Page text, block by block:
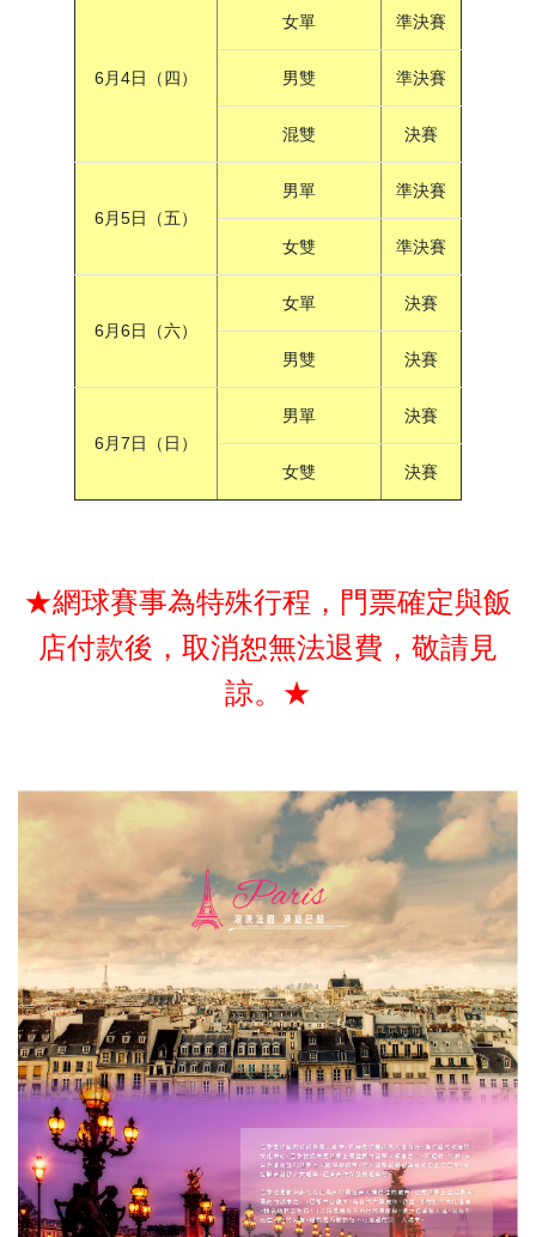
6月4日（四）
女單 準決賽
男雙 準決賽
混雙 決賽
6月5日（五）
男單 準決賽
女雙 準決賽
6月6日（六）
女單 決賽
男雙 決賽
6月7日（日）
男單 決賽
女雙 決賽
★網球賽事為特殊行程，門票確定與飯
店付款後，取消恕無法退費，敬請見
諒。★